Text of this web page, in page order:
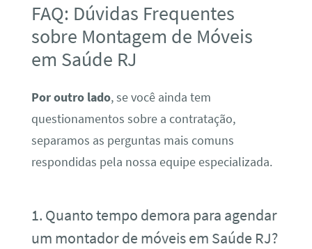
FAQ: Dúvidas Frequentes
sobre Montagem de Móveis
em Saúde RJ
Por outro lado, se você ainda tem
questionamentos sobre a contratação,
separamos as perguntas mais comuns
respondidas pela nossa equipe especializada.
1. Quanto tempo demora para agendar
um montador de móveis em Saúde RJ?